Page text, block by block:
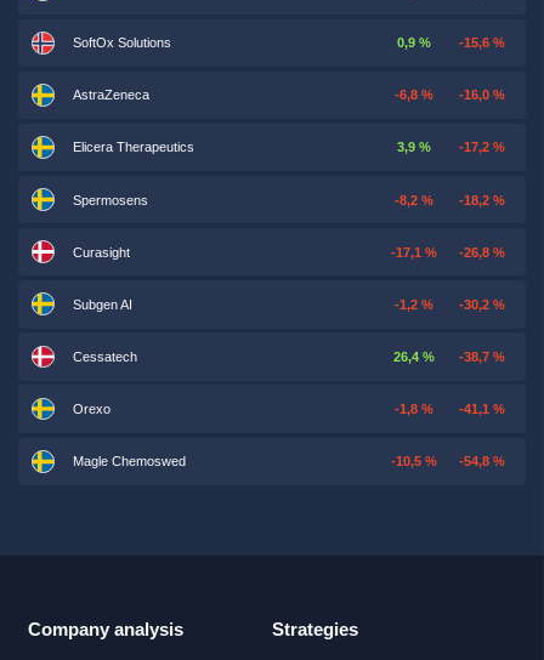
SoftOx Solutions 0,9 % -15,6 %
AstraZeneca -6,8 % -16,0 %
Elicera Therapeutics 3,9 % -17,2 %
Spermosens -8,2 % -18,2 %
Curasight -17,1 % -26,8 %
Subgen AI -1,2 % -30,2 %
Cessatech 26,4 % -38,7 %
Orexo -1,8 % -41,1 %
Magle Chemoswed -10,5 % -54,8 %
Company analysis Strategies